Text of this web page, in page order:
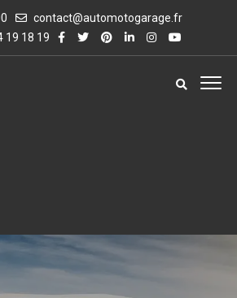
contact@automotogarage.fr
19 18 19